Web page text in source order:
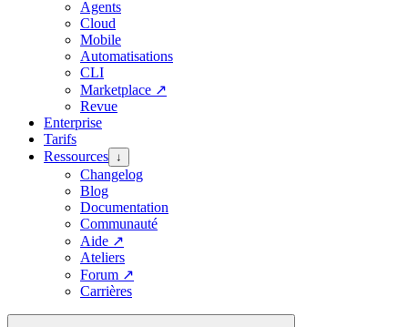
Agents
Cloud
Mobile
Automatisations
CLI
Marketplace ↗
Revue
Enterprise
Tarifs
Ressources ↓
Changelog
Blog
Documentation
Communauté
Aide ↗
Ateliers
Forum ↗
Carrières